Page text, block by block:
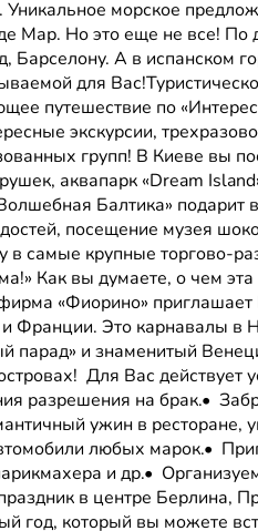
морское
Мар. Но это еще не все! По
А в испанском
для
путешествие по
экскурсии,
групп! В Киеве вы
аквапарк «Dream
Балтика» подарит
посещение музея
в самые крупные торгово-
Как вы думаете, о чем эта
«Фиорино»
Франции. Это карнавалы в
парад» и знаменитый
Для Вас действует
разрешения на брак.•
ужин в ресторане,
любых марок.•
и др.•
в центре Берлина,
год, который вы можете